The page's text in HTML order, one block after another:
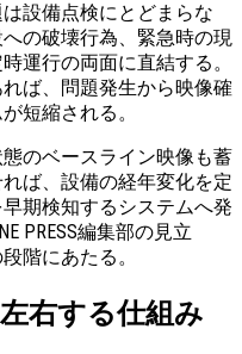
は設備点検にとどまらな
の破壊行為、緊急時の現
運行の両面に直結する。
ば、問題発生から映像確
短縮される。
のベースライン映像も蓄
ば、設備の経年変化を定
期検知するシステムへ発
PRESS編集部の見立
階にあたる。
右する仕組み